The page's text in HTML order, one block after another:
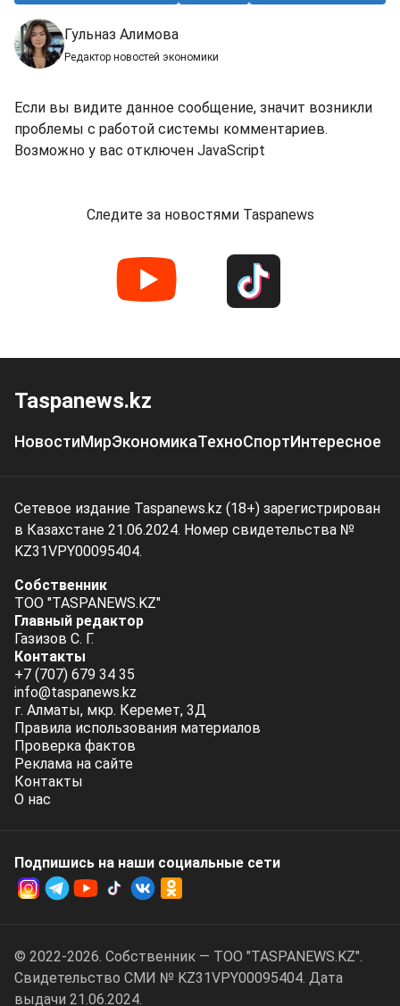
Гульназ Алимова
Редактор новостей экономики
Если вы видите данное сообщение, значит возникли
проблемы с работой системы комментариев.
Возможно у вас отключен JavaScript
Следите за новостями Taspanews
Taspanews.kz
НовостиМирЭкономикаТехноСпортИнтересное
Сетевое издание Taspanews.kz (18+) зарегистрирован
в Казахстане 21.06.2024. Номер свидетельства №
KZ31VPY00095404.
Собственник
ТОО "TASPANEWS.KZ"
Главный редактор
Газизов С. Г.
Контакты
+7 (707) 679 34 35
info@taspanews.kz
г. Алматы, мкр. Керемет, 3Д
Правила использования материалов
Проверка фактов
Реклама на сайте
Контакты
О нас
Подпишись на наши социальные cети
© 2022-2026. Собственник — ТОО "TASPANEWS.KZ".
Cвидетельство СМИ № KZ31VPY00095404. Дата
выдачи 21.06.2024.